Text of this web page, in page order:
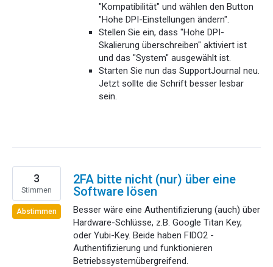
"Kompatibilität" und wählen den Button
"Hohe DPI-Einstellungen ändern".
Stellen Sie ein, dass "Hohe DPI-
Skalierung überschreiben" aktiviert ist
und das "System" ausgewählt ist.
Starten Sie nun das SupportJournal neu.
Jetzt sollte die Schrift besser lesbar
sein.
2FA bitte nicht (nur) über eine
Software lösen
Besser wäre eine Authentifizierung (auch) über
Hardware-Schlüsse, z.B. Google Titan Key,
oder Yubi-Key. Beide haben FIDO2 -
Authentifizierung und funktionieren
Betriebssystemübergreifend.
3
Stimmen
Abstimmen